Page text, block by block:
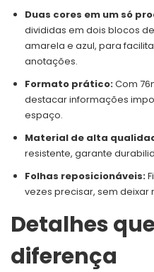
Duas cores em um só
divididas em dois blocos
amarela e azul, para
anotações.
Formato prático:Com
destacar informações
espaço.
Material de alta
resistente, garante
Folhas reposicionáveis:
vezes precisar, sem deixar
Detalhes
diferença